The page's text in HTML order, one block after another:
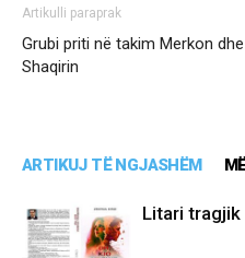
Artikulli paraprak
Grubi priti në takim Merkon dhe
Shaqirin
ARTIKUJ TË NGJASHËM
Litari